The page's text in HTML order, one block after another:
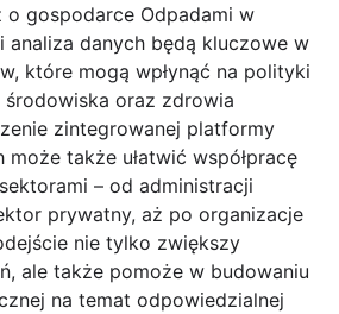
o gospodarce Odpadami w
analiza danych będą kluczowe w
które mogą wpłynąć na polityki
oraz zdrowia
zintegrowanej platformy
także ułatwić współpracę
– od administracji
prywatny, aż po organizacje
nie tylko zwiększy
ale także pomoże w budowaniu
na temat odpowiedzialnej